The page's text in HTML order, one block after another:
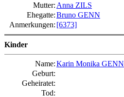
Mutter: Anna ZILS
Ehegatte:Bruno GENN
Anmerkungen: [6373]
Kinder
Name:Karin Monika GENN
Geburt:
Geheiratet:
Tod: